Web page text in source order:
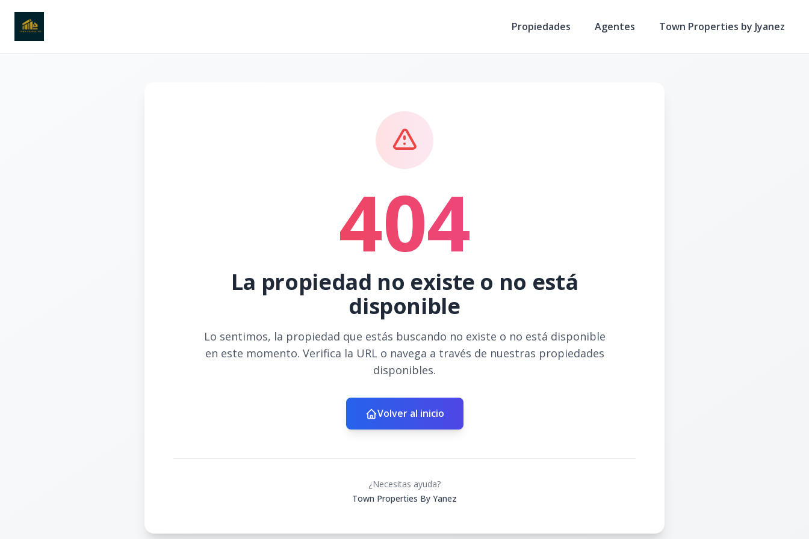
Propiedades Agentes Town Properties by Jyanez
404
La propiedad no existe o no está
disponible
Lo sentimos, la propiedad que estás buscando no existe o no está disponible
en este momento. Verifica la URL o navega a través de nuestras propiedades
disponibles.
Volver al inicio
¿Necesitas ayuda?
Town Properties By Yanez